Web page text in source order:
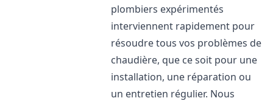
plombiers expérimentés
interviennent rapidement pour
résoudre tous vos problèmes de
chaudière, que ce soit pour une
installation, une réparation ou
un entretien régulier. Nous